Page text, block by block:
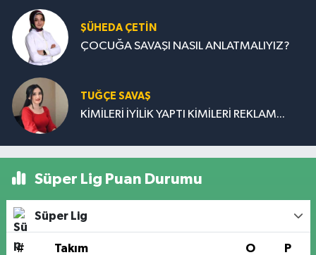
ŞÜHEDA ÇETİN
ÇOCUĞA SAVAŞI NASIL ANLATMALIYIZ?
TUĞÇE SAVAŞ
KİMİLERİ İYİLİK YAPTI KİMİLERİ REKLAM...
Süper Lig Puan Durumu
Süper Lig
# Takım O P